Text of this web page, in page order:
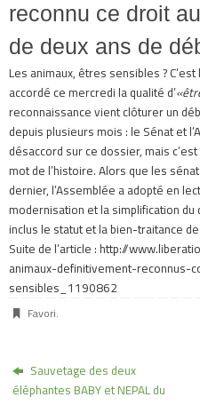
reconnu ce droit
de deux ans de
Les animaux, êtres sensibles ?
accordé ce mercredi la qualité d’
reconnaissance vient clôturer un
depuis plusieurs mois : le Sénat et
désaccord sur ce dossier, mais
mot de l’histoire. Alors que les
dernier, l’Assemblée a adopté en
modernisation et la simplification
inclus le statut et la bien-traitance
Suite de l’article : http://
animaux-definitivement-reconnus-
sensibles_1190862
Favori.
Sauvetage des deux
éléphantes BABY et NEPAL du